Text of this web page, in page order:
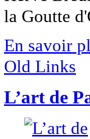
la Goutte
En savoir
Old Links
L’art de